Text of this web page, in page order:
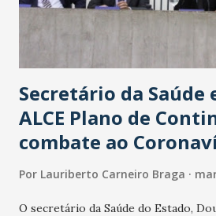
Secretário da Saúde
ALCE Plano de
combate ao
Por Lauriberto Carneiro Braga
O secretário da Saúde do Estado,